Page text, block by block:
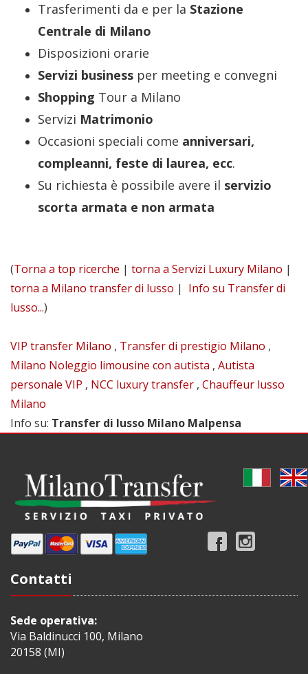
Trasferimenti da e per la Stazione
Centrale di Milano
Disposizioni orarie
Servizi business per meeting e convegni
Shopping Tour a Milano
Servizi Matrimonio
Occasioni speciali come anniversari,
compleanni, feste di laurea, ecc.
Su richiesta è possibile avere il servizio
scorta armata e non armata
(Torna a top ricerche | torna a Servizi Luxury Milano |
torna a Milano transfer di lusso | Info su Transfer di
lusso...)
VIP transfer Milano , Transfer di prestigio Milano ,
Milano Noleggio limousine con autista , Autista
personale VIP , NCC luxury transfer , Chauffeur lusso
Milano
Info su: Transfer di lusso Milano Malpensa
Contatti
Sede operativa:
Via Baldinucci 100, Milano
20158 (MI)